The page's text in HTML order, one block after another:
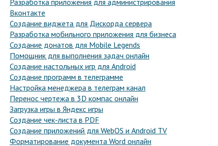
Разработка приложения для администрирования
Вконтакте
Создание виджета для Дискорда сервера
Разработка мобильного приложения для бизнеса
Создание донатов для Mobile Legends
Помощник для выполнения задач онлайн
Создание настольных игр для Android
Создание программ в телеграмме
Настройка менеджера в телеграм канал
Перенос чертежа в 3D компас онлайн
Загрузка игры в Яндекс игры
Создание чек-листа в PDF
Создание приложений для WebOS и Android TV
Форматирование документа Word онлайн